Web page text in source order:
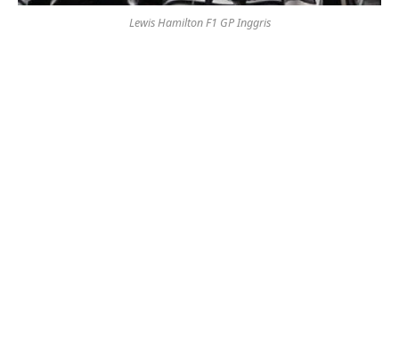
Lewis Hamilton F1 GP Inggris